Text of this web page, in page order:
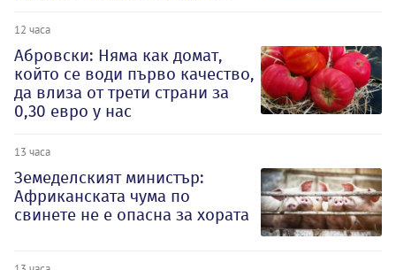
12 часа
Абровски: Няма как домат,
който се води първо качество,
да влиза от трети страни за
0,30 евро у нас
13 часа
Земеделският министър:
Африканската чума по
свинете не е опасна за хората